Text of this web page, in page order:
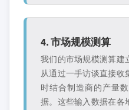
4. 市场规模测算
我们的市场规模测算建
从通过一手访谈直接收
时结合制造商的产量
据。这些输入数据在各